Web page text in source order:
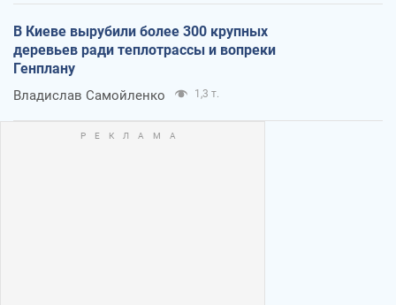
В Киеве вырубили более 300 крупных
деревьев ради теплотрассы и вопреки
Генплану
Владислав Самойленко 1,3 т.